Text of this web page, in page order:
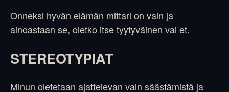
Onneksi hyvän elämän mittari on vain ja
ainoastaan se, oletko itse tyytyväinen vai et.
STEREOTYPIAT
Minun oletetaan ajattelevan vain säästämistä ja